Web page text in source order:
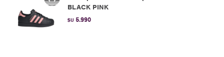
BLACK PINK
$U 5.990